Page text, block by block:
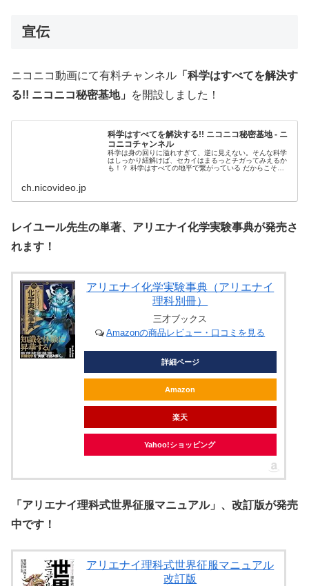
宣伝
ニコニコ動画にて有料チャンネル 「科学はすべてを解決す
る!! ニコニコ秘密基地」
を開設しました！
科学はすべてを解決する!! ニコニコ秘密基地 - ニ
コニコチャンネル
科学は身の回りに溢れすぎて、逆に見えない。そんな科学
はしっかり紐解けば、セカイはまるっとチガってみえるか
も！？ 科学はすべての地平で繋がっている だからこそマ
ch.nicovideo.jp
レイユール先生の単著、アリエナイ化学実験事典が発売さ
れます！
アリエナイ化学実験事典（アリエナイ
理科別冊）
三才ブックス
Amazonの商品レビュー・口コミを見る
詳細ページ
Amazon
楽天
Yahoo!ショッピング
「アリエナイ理科式世界征服マニュアル」、改訂版が発売
中です！
アリエナイ理科式世界征服マニュアル
改訂版